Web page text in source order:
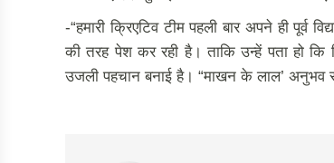
-“हमारी क्रिएटिव टीम पहली बार अपने ही पूर्व
की तरह पेश कर रही है। ताकि उन्हें पता हो कि
उजली पहचान बनाई है। “माखन के लाल’ अनुभव